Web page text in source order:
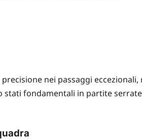
nei passaggi
fondamentali in partite